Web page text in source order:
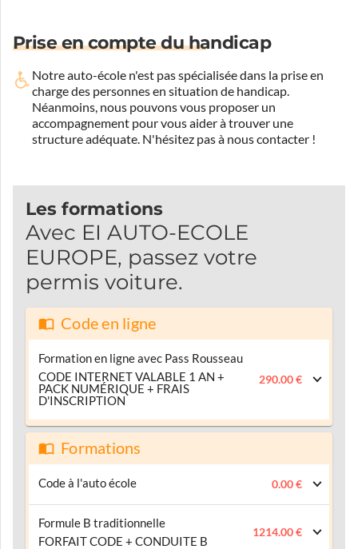
Prise en compte du handicap
Notre auto-école n'est pas spécialisée dans la prise en
charge des personnes en situation de handicap.
Néanmoins, nous pouvons vous proposer un
accompagnement pour vous aider à trouver une
structure adéquate. N'hésitez pas à nous contacter !
Les formations
Avec EI AUTO-ECOLE
EUROPE, passez votre
permis voiture.
Code en ligne
Formation en ligne avec Pass Rousseau
CODE INTERNET VALABLE 1 AN +
PACK NUMÉRIQUE + FRAIS
D'INSCRIPTION
290.00 €
Formations
Code à l'auto école 0.00 €
Formule B traditionnelle
FORFAIT CODE + CONDUITE B
1214.00 €